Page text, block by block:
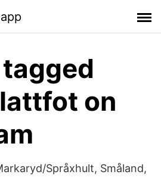
on
Språxhult, Småland,